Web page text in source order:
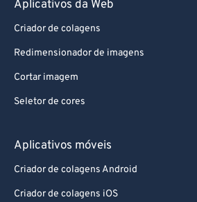
Aplicativos da Web
Criador de colagens
Redimensionador de imagens
Cortar imagem
Seletor de cores
Aplicativos móveis
Criador de colagens Android
Criador de colagens iOS